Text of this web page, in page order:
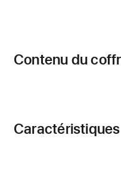
Contenu du
Caractéristiques